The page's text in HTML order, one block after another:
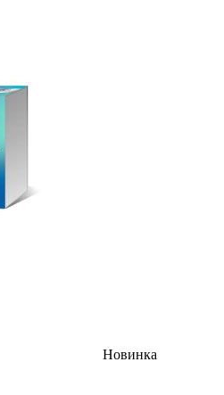
Новинка